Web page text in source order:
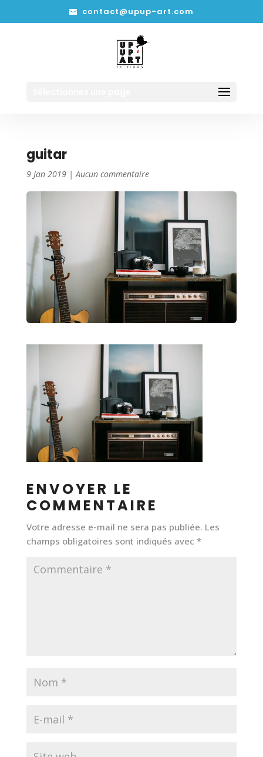
contact@upup-art.com
guitar
9 Jan 2019|Aucun commentaire
ENVOYER LE
COMMENTAIRE
Votre adresse e-mail ne sera pas publiée. Les
champs obligatoires sont indiqués avec *